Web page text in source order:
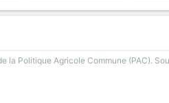
la Politique Agricole Commune (PAC).